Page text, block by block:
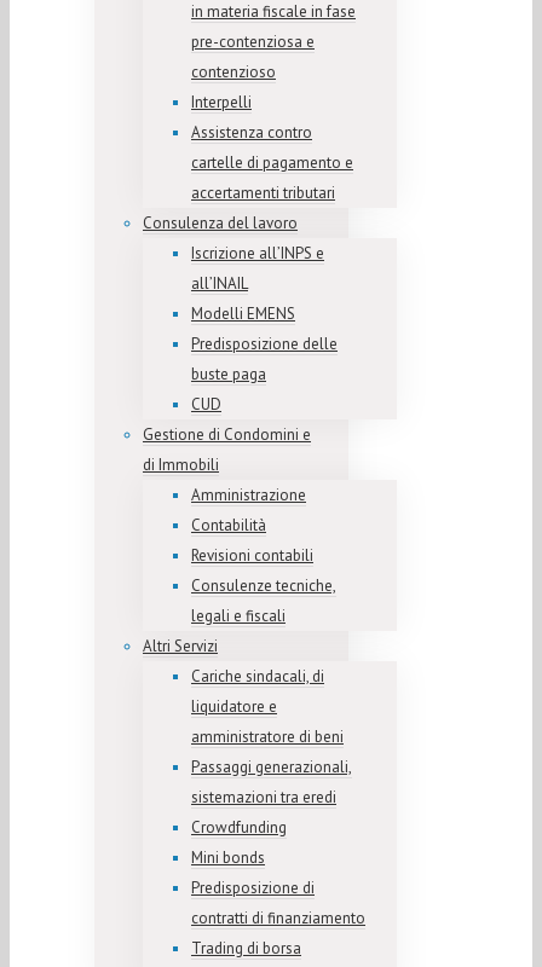
in materia fiscale in fase
pre-contenziosa e
contenzioso
Interpelli
Assistenza contro
cartelle di pagamento e
accertamenti tributari
Consulenza del lavoro
Iscrizione all’INPS e
all’INAIL
Modelli EMENS
Predisposizione delle
buste paga
CUD
Gestione di Condomini e
di Immobili
Amministrazione
Contabilità
Revisioni contabili
Consulenze tecniche,
legali e fiscali
Altri Servizi
Cariche sindacali, di
liquidatore e
amministratore di beni
Passaggi generazionali,
sistemazioni tra eredi
Crowdfunding
Mini bonds
Predisposizione di
contratti di finanziamento
Trading di borsa